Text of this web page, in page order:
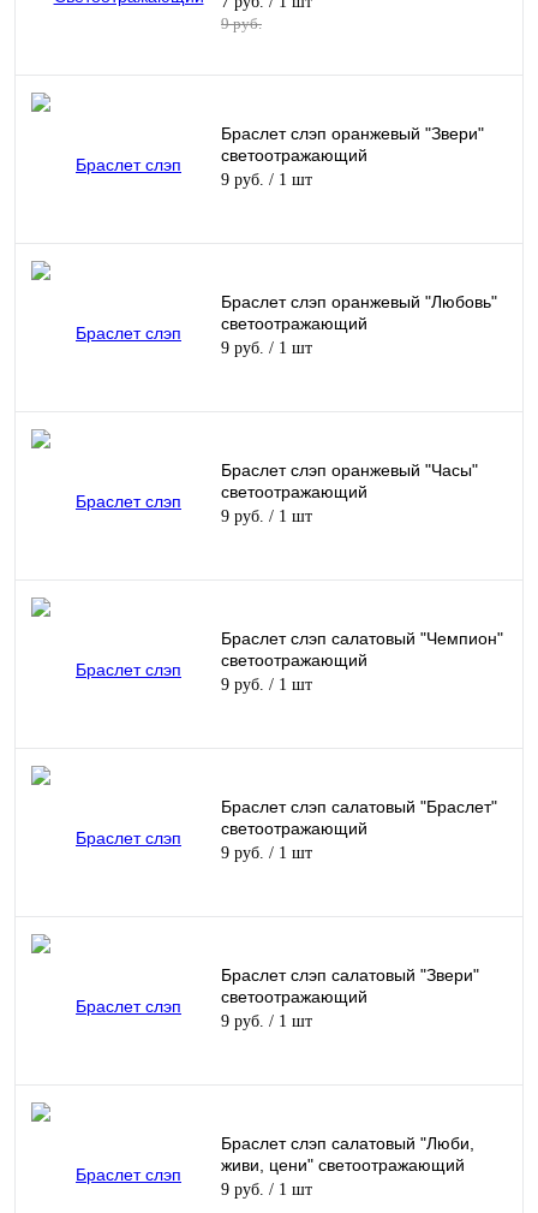
9 руб.
Браслет слэп оранжевый "Звери"
светоотражающий
9 руб. / 1 шт
Браслет слэп оранжевый "Любовь"
светоотражающий
9 руб. / 1 шт
Браслет слэп оранжевый "Часы"
светоотражающий
9 руб. / 1 шт
Браслет слэп салатовый "Чемпион"
светоотражающий
9 руб. / 1 шт
Браслет слэп салатовый "Браслет"
светоотражающий
9 руб. / 1 шт
Браслет слэп салатовый "Звери"
светоотражающий
9 руб. / 1 шт
Браслет слэп салатовый "Люби,
живи, цени" светоотражающий
9 руб. / 1 шт